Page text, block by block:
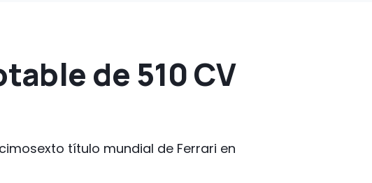
de 510 CV
título mundial de Ferrari en